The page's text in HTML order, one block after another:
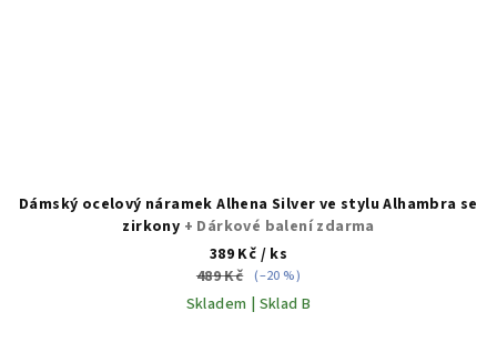
Dámský ocelový náramek Alhena Silver ve stylu Alhambra se
zirkony + Dárkové balení zdarma
389 Kč / ks
489 Kč (–20 %)
Skladem | Sklad B